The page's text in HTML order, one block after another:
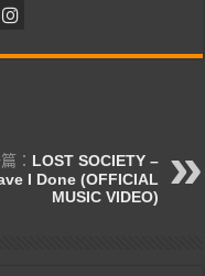
： LOST SOCIETY –
I Done (OFFICIAL
MUSIC VIDEO)